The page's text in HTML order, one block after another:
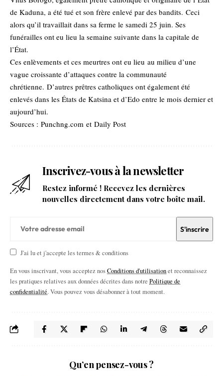
de Kaduna, a été tué et son frère enlevé par des bandits. Ceci
alors qu’il travaillait dans sa ferme le samedi 25 juin. Ses
funérailles ont eu lieu la semaine suivante dans la capitale de
l’État.
Ces enlèvements et ces meurtres ont eu lieu au milieu d’une
vague croissante d’attaques contre la communauté
chrétienne. D’autres prêtres catholiques ont également été
enlevés dans les États de Katsina et d’Edo entre le mois dernier et
aujourd’hui.
Sources : Punchng.com et Daily Post
Inscrivez-vous à la newsletter
Restez informé ! Recevez les dernières
nouvelles directement dans votre boîte mail.
J'ai lu et j'accepte les termes & conditions
En vous inscrivant, vous acceptez nosConditions d'utilisationet reconnaissez
les pratiques relatives aux données décrites dans notre Politique de
confidentialité. Vous pouvez vous désabonner à tout moment.
Qu’en pensez-vous ?